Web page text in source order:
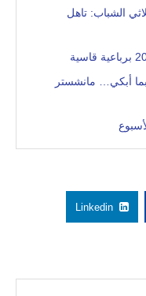
الشباب: تاهل
أبكي… مانشستر
Linkedin